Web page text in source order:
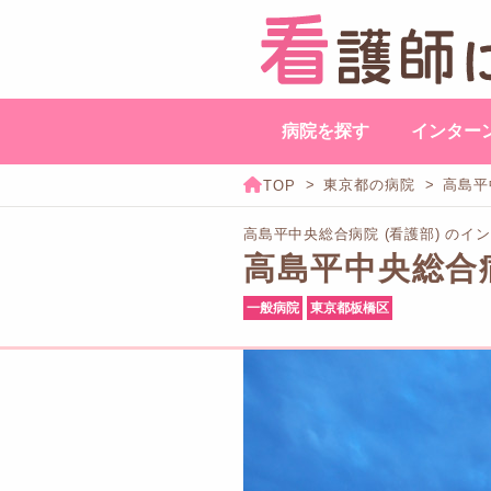
病院を探す インター
東京都の病院 高島
高島平中央総合病院 (看護部) のイ
高島平中央総合
一般病院 東京都板橋区